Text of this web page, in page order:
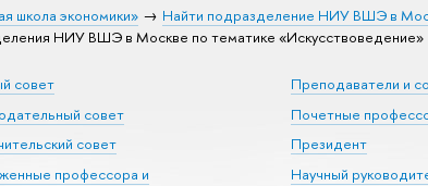
школа экономики» Найти подразделение НИУ ВШЭ в
НИУ ВШЭ в Москве по тематике «Искусствоведение»
совет
совет
совет
профессора и
Преподаватели и
Почетные
Президент
Научный